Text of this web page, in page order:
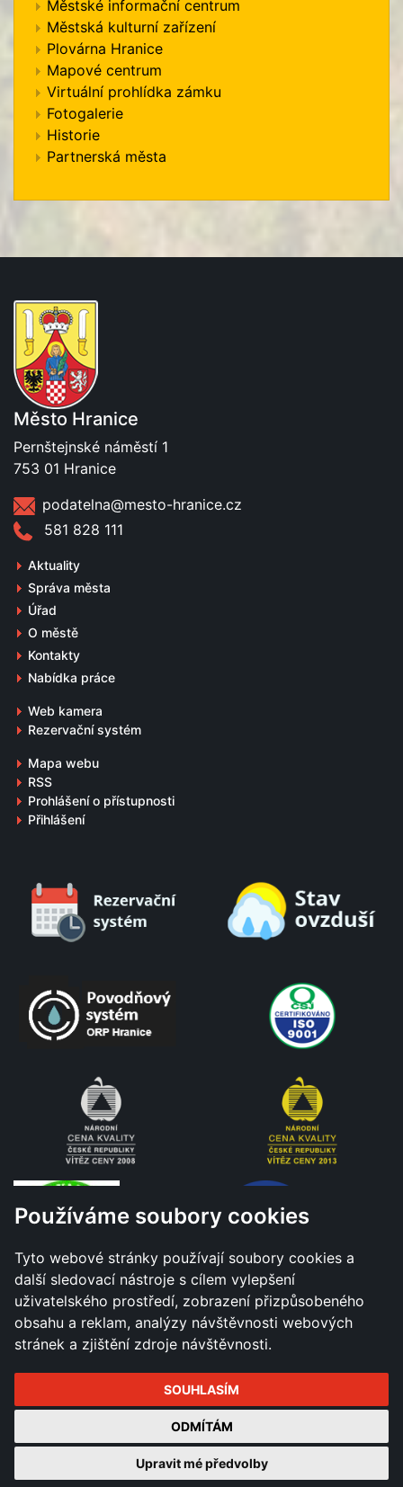
Používáme soubory cookies
Tyto webové stránky používají soubory cookies a
další sledovací nástroje s cílem vylepšení
uživatelského prostředí, zobrazení přizpůsobeného
obsahu a reklam, analýzy návštěvnosti webových
stránek a zjištění zdroje návštěvnosti.
SOUHLASÍM
ODMÍTÁM
Upravit mé předvolby
Městské informační centrum
Městská kulturní zařízení
Plovárna Hranice
Mapové centrum
Virtuální prohlídka zámku
Fotogalerie
Historie
Partnerská města
Město Hranice
Pernštejnské náměstí 1
753 01 Hranice
podatelna@mesto-hranice.cz
581 828 111
Aktuality
Správa města
Úřad
O městě
Kontakty
Nabídka práce
Web kamera
Rezervační systém
Mapa webu
RSS
Prohlášení o přístupnosti
Přihlášení
Všechna práva vyhrazena - Město Hranice © 2026 |
Změnit nastavení cookies
Tvorba a správa webu